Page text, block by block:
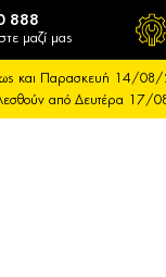
888
μαζί μας
και Παρασκευή 14/08/
από Δευτέρα 17/